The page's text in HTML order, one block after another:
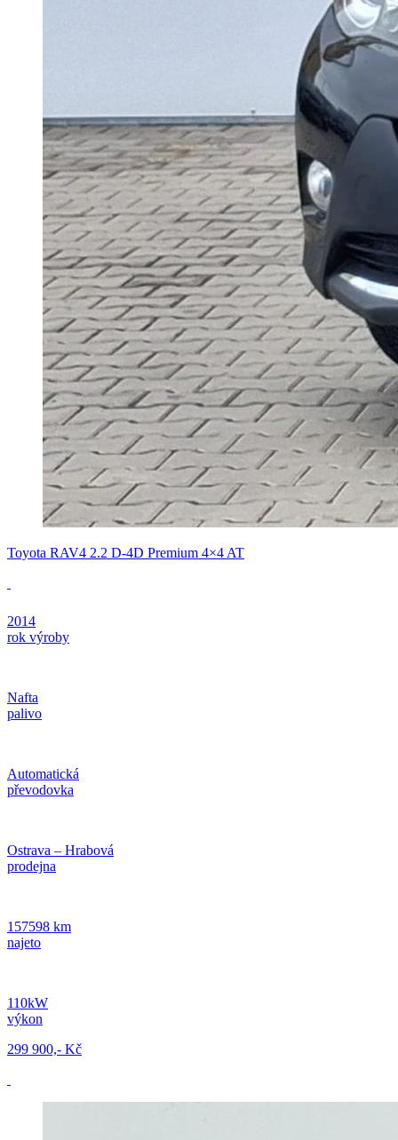
Toyota RAV4 2.2 D-4D Premium 4×4 AT
2014
rok výroby
Nafta
palivo
Automatická
převodovka
Ostrava – Hrabová
prodejna
157598 km
najeto
110kW
výkon
299 900,- Kč